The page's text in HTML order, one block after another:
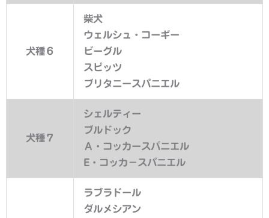
犬種６
柴犬
ウェルシュ・コーギー
ビーグル
スピッツ
ブリタニースパニエル
犬種７
シェルティー
ブルドック
Ａ・コッカースパニエル
E・コッカ－スパニエル
ラブラドール
ダルメシアン